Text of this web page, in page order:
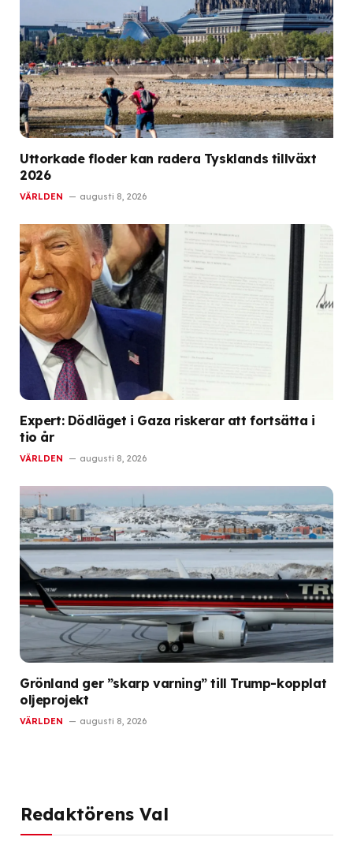
Uttorkade floder kan radera Tysklands tillväxt
2026
VÄRLDEN augusti 8, 2026
Expert: Dödläget i Gaza riskerar att fortsätta i
tio år
VÄRLDEN augusti 8, 2026
Grönland ger ”skarp varning” till Trump-kopplat
oljeprojekt
VÄRLDEN augusti 8, 2026
Redaktörens Val